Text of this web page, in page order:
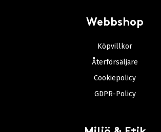
Webbshop
Köpvillkor
Återförsäljare
Cookiepolicy
GDPR-Policy